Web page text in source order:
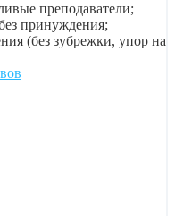
преподаватели;
принуждения;
(без зубрежки, упор на